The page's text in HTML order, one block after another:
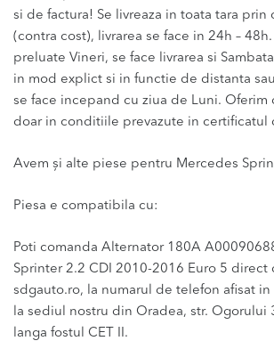
si de factura! Se livreaza in toata tara prin
(contra cost), livrarea se face in 24h –
preluate Vineri, se face livrarea si
in mod explict si in functie de distanta
se face incepand cu ziua de Luni. Oferim
doar in conditiile prevazute in certificatul
Avem și alte piese pentru Mercedes
Piesa e compatibila cu:
Poti comanda Alternator 180A
Sprinter 2.2 CDI 2010-2016 Euro 5 direct
sdgauto.ro, la numarul de telefon afisat
la sediul nostru din Oradea, str. Ogorului
langa fostul CET II.